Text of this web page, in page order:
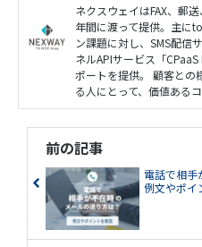
ネクスウェイはFAX、郵
年間に渡って提供。主に
ン課題に対し、SMS配信
ネルAPIサービス「
ポートを提供。 顧客との
る人にとって、価値ある
前の記事
電話で相手
例文やポイ